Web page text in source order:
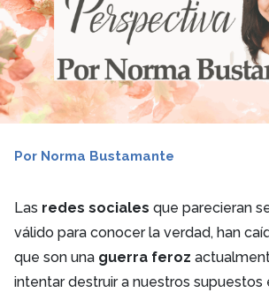
Por Norma Bustamante
Las redes sociales que parecieran
válido para conocer la verdad, han
que son una guerra feroz
intentar destruir a nuestros supuestos